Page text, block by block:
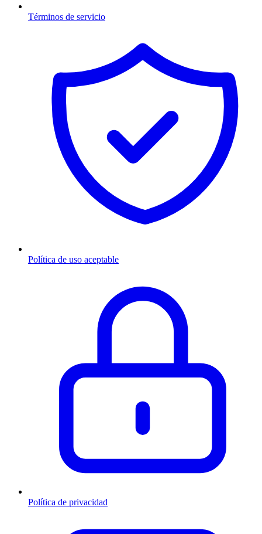
Términos de servicio
Política de uso aceptable
Política de privacidad